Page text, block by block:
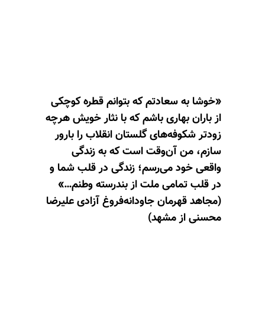
«خوشا به سعادتم که بتوانم قطره کوچکی
از باران بهاری باشم که با نثار خویش هر‌چه
زودتر شکوفه‌های گلستان انقلاب را بارور
سازم، من آن‌وقت است که به زندگی
واقعی خود می‌رسم؛ زندگی در قلب شما و
در قلب تمامی ملت از بندرسته وطنم…»
(مجاهد قهرمان جاودانه‌فروغ آزادی علیرضا
محسنی از مشهد)